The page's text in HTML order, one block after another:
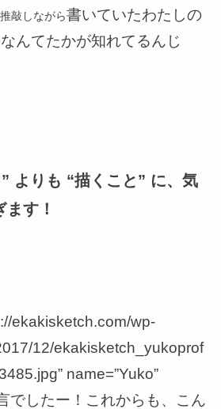
推敲しながら書いていたわたしの
んてたかが知れてるんじ
よりも “描くこと” に、気
す！
ekakisketch.com/wp-
12/ekakisketch_yukoprof
name=”Yuko”
でしたー！これからも、こん